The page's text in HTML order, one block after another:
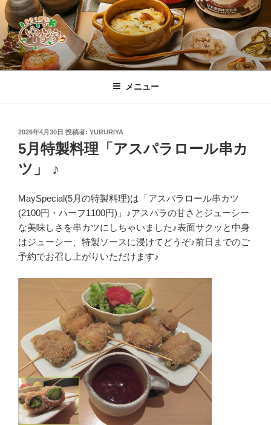
コ
ン
テ
ン
ツ
すすきの「手作り創作 ゆるり家」公
式ホームページ
素材から作りあげる創作料理の数々、定番から週、月替わりまで豊富に
ご用意！店主自慢の「グラタン」をはじめ、道産刺身ホタテをレアで焼
ます。尚、料理本来の味と香りを楽しんで頂くため、店内は全席禁煙と
しております♪
メニュー
投
稿
日:
2026年4月30日 投稿者: YURURIYA
5月特製料理「アスパラロール串カ
ツ」 ♪
MaySpecial(5月の特製料理)は「アスパラロール串カツ
(2100円・ハーフ1100円)」♪アスパラの甘さとジューシー
な美味しさを串カツにしちゃいました♪表面サクッと中身
はジューシー、特製ソースに浸けてどうぞ♪前日までのご
予約でお召し上がりいただけます♪